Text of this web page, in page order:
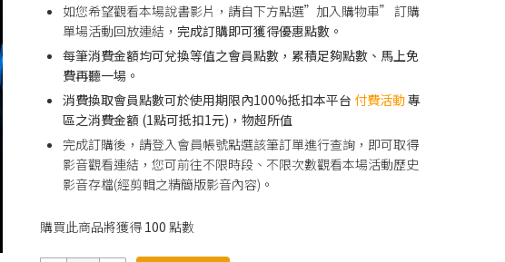
如您希望觀看本場說書影片，請自下方點選”加入購物車” 訂購
單場活動回放連結， 完成訂購即可獲得優惠點數。
每筆消費金額均可兌換等值之會員點數，累積足夠點數、馬上免
費再聽一場。
消費換取會員點數可於使用期限內100%抵扣本平台 付費活動專
區之消費金額 (1點可抵扣1元)，物超所值
完成訂購後，請登入會員帳號點選該筆訂單進行查詢，即可取得
影音觀看連結，您可前往不限時段、不限次數觀看本場活動歷史
影音存檔(經剪輯之精簡版影音內容)。
購買此商品將獲得 100 點數